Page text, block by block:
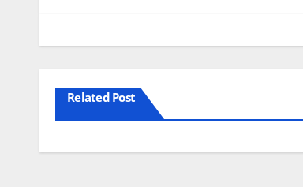
Related Post